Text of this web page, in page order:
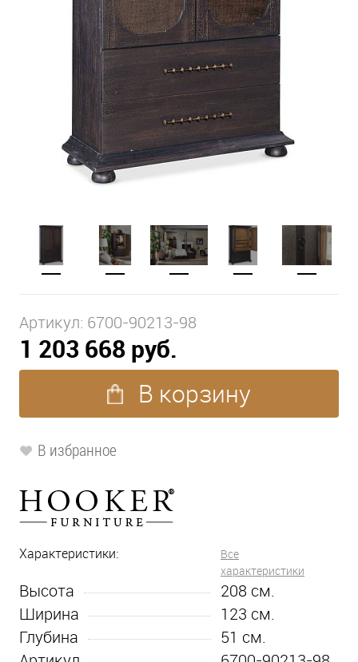
Артикул: 6700-90213-98
1 203 668 руб.
В корзину
В избранное
Характеристики:
Все
характеристики
Высота 208 см.
Ширина
123 см.
Глубина
51 см.